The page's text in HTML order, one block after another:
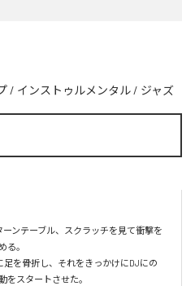
/ インストゥルメンタル / ジャズ
ンテーブル、スクラッチを見て衝撃を
る。
を骨折し、それをきっかけにDJにの
をスタートさせた。